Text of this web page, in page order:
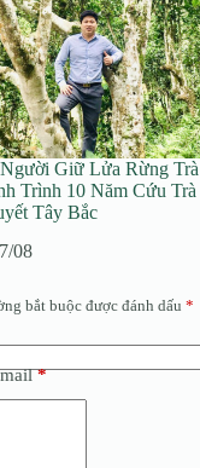
Giữ Lửa Rừng Trà
Trình 10 Năm Cứu Trà
Tây Bắc
08
bắt buộc được đánh dấu *
*